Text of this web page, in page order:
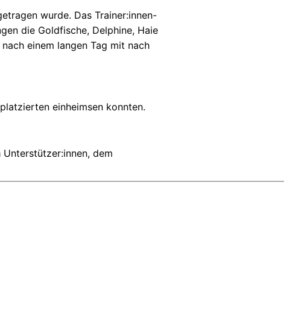
wurde. Das Trainer:innen-
die Goldfische, Delphine, Haie
einem langen Tag mit nach
einheimsen konnten.
dem